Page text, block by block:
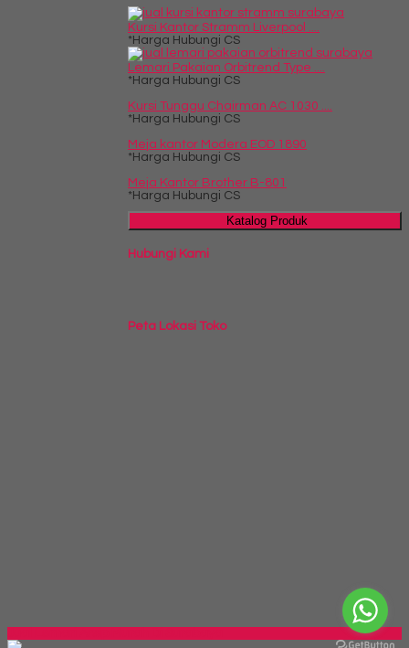
Kursi Kantor Stramm Liverpool ....
*Harga Hubungi CS
Lemari Pakaian Orbitrend Type ....
*Harga Hubungi CS
Kursi Tunggu Chairman AC 1030 ....
*Harga Hubungi CS
Meja kantor Modera EOD 1890
*Harga Hubungi CS
Meja Kantor Brother B-801
*Harga Hubungi CS
Katalog Produk
Hubungi Kami
Peta Lokasi Toko